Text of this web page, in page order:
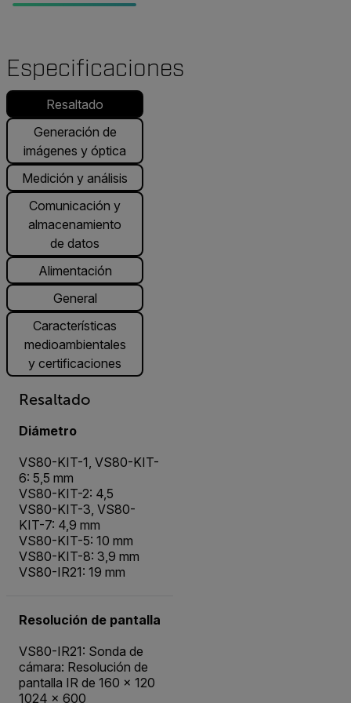
Especificaciones
Resaltado
Generación de
imágenes y óptica
Medición y análisis
Comunicación y
almacenamiento
de datos
Alimentación
General
Características
medioambientales
y certificaciones
Resaltado
Diámetro
VS80-KIT-1, VS80-KIT-
6: 5,5 mm
VS80-KIT-2: 4,5
VS80-KIT-3, VS80-
KIT-7: 4,9 mm
VS80-KIT-5: 10 mm
VS80-KIT-8: 3,9 mm
VS80-IR21: 19 mm
Resolución de pantalla
VS80-IR21: Sonda de
cámara: Resolución de
pantalla IR de 160 × 120
1024 × 600